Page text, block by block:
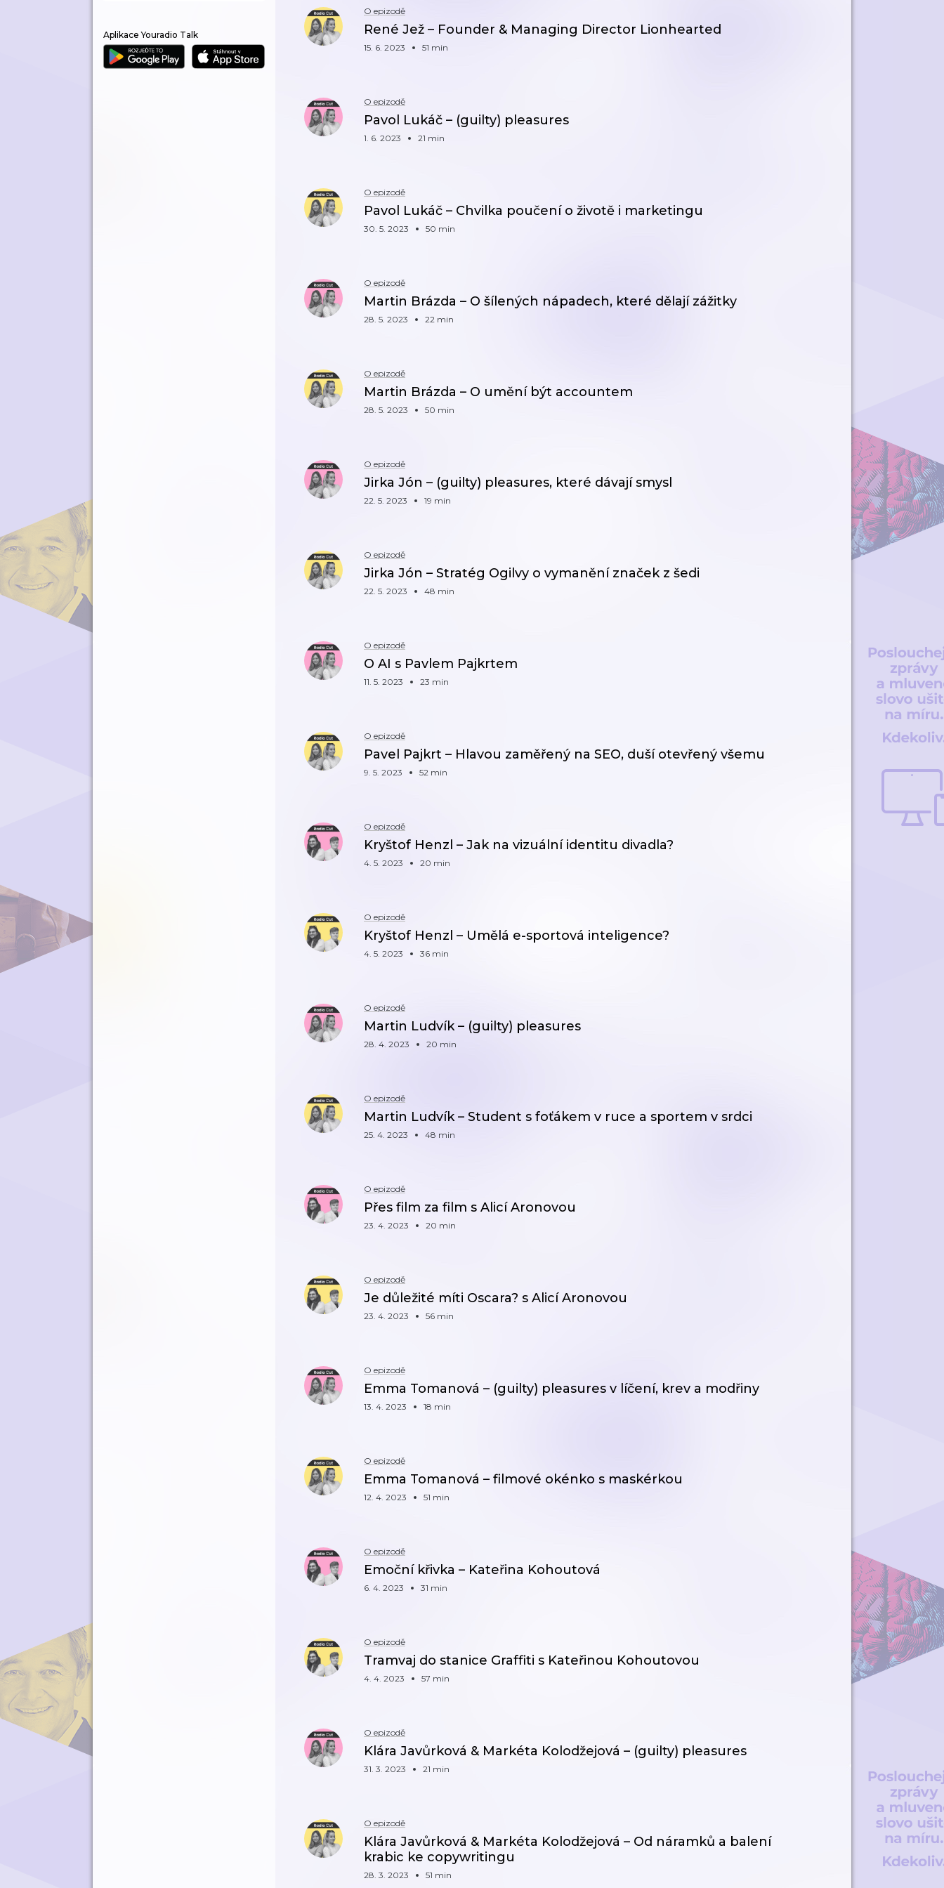
Aplikace Youradio Talk
O epizodě
René Jež – Founder & Managing Director Lionhearted
15. 6. 2023 51 min
O epizodě
Pavol Lukáč – (guilty) pleasures
1. 6. 2023 21 min
O epizodě
Pavol Lukáč – Chvilka poučení o životě i marketingu
30. 5. 2023 50 min
O epizodě
Martin Brázda – O šílených nápadech, které dělají zážitky
28. 5. 2023 22 min
O epizodě
Martin Brázda – O umění být accountem
28. 5. 2023 50 min
O epizodě
Jirka Jón – (guilty) pleasures, které dávají smysl
22. 5. 2023 19 min
O epizodě
Jirka Jón – Stratég Ogilvy o vymanění značek z šedi
22. 5. 2023 48 min
O epizodě
O AI s Pavlem Pajkrtem
11. 5. 2023 23 min
O epizodě
Pavel Pajkrt – Hlavou zaměřený na SEO, duší otevřený všemu
9. 5. 2023 52 min
O epizodě
Kryštof Henzl – Jak na vizuální identitu divadla?
4. 5. 2023 20 min
O epizodě
Kryštof Henzl – Umělá e-sportová inteligence?
4. 5. 2023 36 min
O epizodě
Martin Ludvík – (guilty) pleasures
28. 4. 2023 20 min
O epizodě
Martin Ludvík – Student s foťákem v ruce a sportem v srdci
25. 4. 2023 48 min
O epizodě
Přes film za film s Alicí Aronovou
23. 4. 2023 20 min
O epizodě
Je důležité míti Oscara? s Alicí Aronovou
23. 4. 2023 56 min
O epizodě
Emma Tomanová – (guilty) pleasures v líčení, krev a modřiny
13. 4. 2023 18 min
O epizodě
Emma Tomanová – filmové okénko s maskérkou
12. 4. 2023 51 min
O epizodě
Emoční křivka – Kateřina Kohoutová
6. 4. 2023 31 min
O epizodě
Tramvaj do stanice Graffiti s Kateřinou Kohoutovou
4. 4. 2023 57 min
O epizodě
Klára Javůrková & Markéta Kolodžejová – (guilty) pleasures
31. 3. 2023 21 min
O epizodě
Klára Javůrková & Markéta Kolodžejová – Od náramků a balení
krabic ke copywritingu
28. 3. 2023 51 min